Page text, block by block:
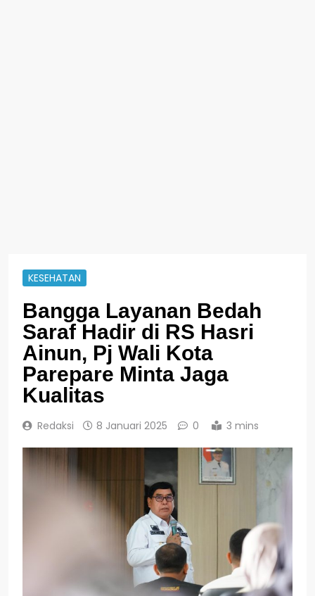
KESEHATAN
Bangga Layanan Bedah
Saraf Hadir di RS Hasri
Ainun, Pj Wali Kota
Parepare Minta Jaga
Kualitas
Redaksi 8 Januari 2025 0 3 mins